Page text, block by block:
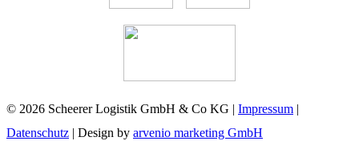
© 2026 Scheerer Logistik GmbH & Co KG | Impressum |
Datenschutz | Design by arvenio marketing GmbH